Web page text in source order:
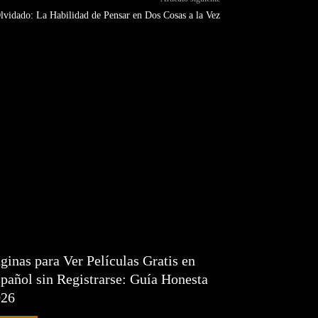
La Habilidad de Pensar en Dos Cosas a la Vez
para Ver Películas Gratis en
sin Registrarse: Guía Honesta